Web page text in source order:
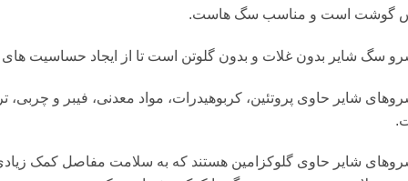
گوشت است و مناسب سگ هاست.
سگ شایر بدون غلات و بدون گلوتن است تا از ایجاد حساسیت
شایر حاوی پروتئین، کربوهیدرات، مواد معدنی، فیبر و
شایر حاوی گلوکزامین هستند که به سلامت مفاصل کمک